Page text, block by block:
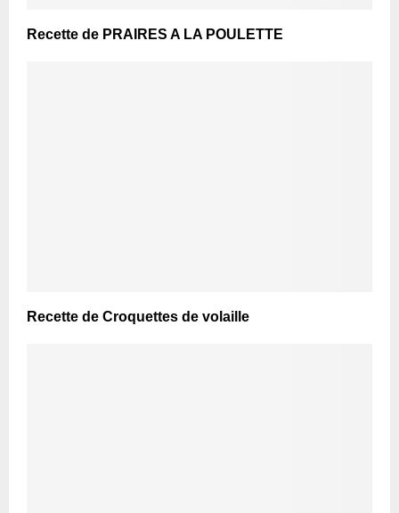
Recette de PRAIRES A LA POULETTE
Recette de Croquettes de volaille